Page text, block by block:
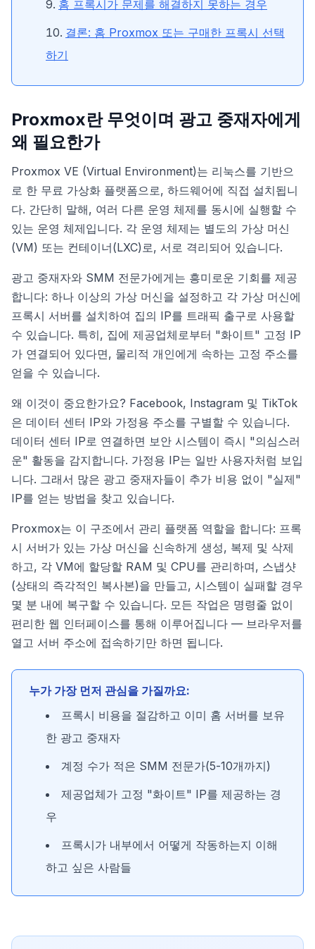
홈 프록시가 문제를 해결하지 못하는 경우
결론: 홈 Proxmox 또는 구매한 프록시 선택
하기
Proxmox란 무엇이며 광고 중재자에게
왜 필요한가
Proxmox VE (Virtual Environment)는 리눅스를 기반으
로 한 무료 가상화 플랫폼으로, 하드웨어에 직접 설치됩니
다. 간단히 말해, 여러 다른 운영 체제를 동시에 실행할 수
있는 운영 체제입니다. 각 운영 체제는 별도의 가상 머신
(VM) 또는 컨테이너(LXC)로, 서로 격리되어 있습니다.
광고 중재자와 SMM 전문가에게는 흥미로운 기회를 제공
합니다: 하나 이상의 가상 머신을 설정하고 각 가상 머신에
프록시 서버를 설치하여 집의 IP를 트래픽 출구로 사용할
수 있습니다. 특히, 집에 제공업체로부터 "화이트" 고정 IP
가 연결되어 있다면, 물리적 개인에게 속하는 고정 주소를
얻을 수 있습니다.
왜 이것이 중요한가요? Facebook, Instagram 및 TikTok
은 데이터 센터 IP와 가정용 주소를 구별할 수 있습니다.
데이터 센터 IP로 연결하면 보안 시스템이 즉시 "의심스러
운" 활동을 감지합니다. 가정용 IP는 일반 사용자처럼 보입
니다. 그래서 많은 광고 중재자들이 추가 비용 없이 "실제"
IP를 얻는 방법을 찾고 있습니다.
Proxmox는 이 구조에서 관리 플랫폼 역할을 합니다: 프록
시 서버가 있는 가상 머신을 신속하게 생성, 복제 및 삭제
하고, 각 VM에 할당할 RAM 및 CPU를 관리하며, 스냅샷
(상태의 즉각적인 복사본)을 만들고, 시스템이 실패할 경우
몇 분 내에 복구할 수 있습니다. 모든 작업은 명령줄 없이
편리한 웹 인터페이스를 통해 이루어집니다 — 브라우저를
열고 서버 주소에 접속하기만 하면 됩니다.
누가 가장 먼저 관심을 가질까요:
프록시 비용을 절감하고 이미 홈 서버를 보유
한 광고 중재자
계정 수가 적은 SMM 전문가(5-10개까지)
제공업체가 고정 "화이트" IP를 제공하는 경
우
프록시가 내부에서 어떻게 작동하는지 이해
하고 싶은 사람들